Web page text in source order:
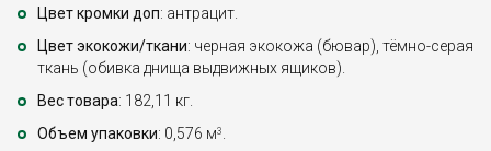
Цвет кромки доп: антрацит.
Цвет экокожи/ткани: черная экокожа (бювар), тёмно-серая
ткань (обивка днища выдвижных ящиков).
Вес товара: 182,11 кг.
Объем упаковки: 0,576 м3 .